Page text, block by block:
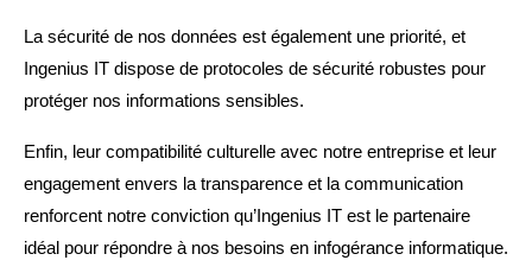
La sécurité de nos données est également une priorité, et
Ingenius IT dispose de protocoles de sécurité robustes pour
protéger nos informations sensibles.
Enfin, leur compatibilité culturelle avec notre entreprise et leur
engagement envers la transparence et la communication
renforcent notre conviction qu’Ingenius IT est le partenaire
idéal pour répondre à nos besoins en infogérance informatique.